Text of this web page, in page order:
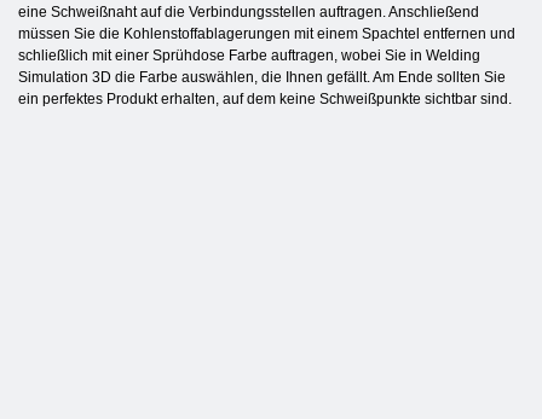
eine Schweißnaht auf die Verbindungsstellen auftragen. Anschließend
müssen Sie die Kohlenstoffablagerungen mit einem Spachtel entfernen und
schließlich mit einer Sprühdose Farbe auftragen, wobei Sie in Welding
Simulation 3D die Farbe auswählen, die Ihnen gefällt. Am Ende sollten Sie
ein perfektes Produkt erhalten, auf dem keine Schweißpunkte sichtbar sind.